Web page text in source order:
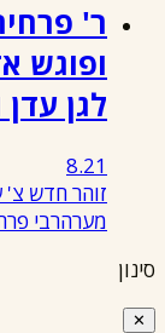
ר'
ופוגש
לגן
8.21
זוהר חדש
מערהרבי
סינון
✕